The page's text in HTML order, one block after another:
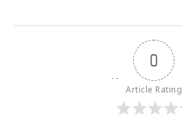
0
Article Rating